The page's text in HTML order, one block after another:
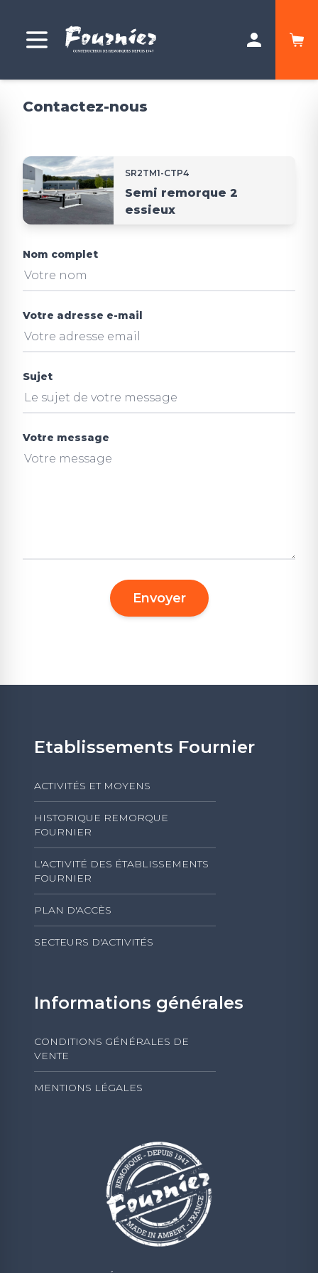
Contactez-nous
SR2TM1-CTP4
Semi remorque 2
essieux
Nom complet
Votre adresse e-mail
Sujet
Votre message
Envoyer
Etablissements Fournier
ACTIVITÉS ET MOYENS
HISTORIQUE REMORQUE
FOURNIER
L'ACTIVITÉ DES ÉTABLISSEMENTS
FOURNIER
PLAN D'ACCÈS
SECTEURS D'ACTIVITÉS
Informations générales
CONDITIONS GÉNÉRALES DE
VENTE
MENTIONS LÉGALES